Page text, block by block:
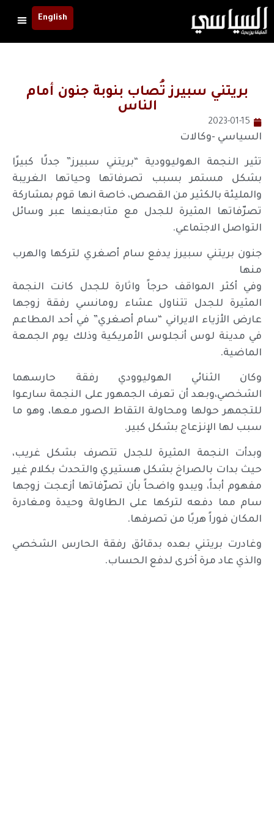
English
بريتني سبيرز تُصاب بنوبة جنون أمام
الناس
2023-01-15
السياسي -وكالات
تثير النجمة الهوليوودية “بريتني سبيرز” جدلًا كبيرًا
بشكل مستمر بسبب تصرفاتها وحياتها الغريبة
والمليئة بالكثير من القصص، خاصة انها قوم بمشاركة
تصرّفاتها المثيرة للجدل مع متابعينها عبر وسائل
التواصل الاجتماعي.
جنون بريتني سبيرز يدفع سام أصغري لتركها والهرب
منها
وفي أكثر المواقف حرجاً واثارة للجدل كانت النجمة
المثيرة للجدل تتناول عشاء رومانسي رفقة زوجها
عارض الأزياء الايراني “سام أصغري” في أحد المطاعم
في مدينة لوس أنجلوس الأمريكية وذلك يوم الجمعة
الماضية.
وكان الثنائي الهوليوودي رفقة حارسهما
الشخصي،وبعد أن تعرف الجمهور على النجمة سارعوا
للتجمهر حولها ومحاولة التقاط الصور معها، وهو ما
سبب لها الإنزعاج بشكل كبير.
وبدأت النجمة المثيرة للجدل تتصرف بشكل غريب،
حيث بدات بالصراخ بشكل هستيري والتحدث بكلام غير
مفهوم أبداً، ويبدو واضحاً بأن تصرّفاتها أزعجت زوجها
سام مما دفعه لتركها على الطاولة وحيدة ومغادرة
المكان فوراً هربًا من تصرفها.
وغادرت بريتني بعده بدقائق رفقة الحارس الشخصي
والذي عاد مرة أخرى لدفع الحساب.